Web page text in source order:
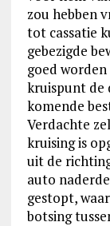
zou hebben
tot cassatie
gebezigde
goed
kruispunt de
komende
Verdachte
kruising is
uit de
auto
gestopt,
botsing